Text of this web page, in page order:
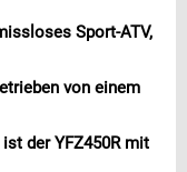
Sport-ATV,
von einem
der YFZ450R mit